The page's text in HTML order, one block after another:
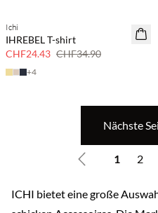
SAVE20
Ichi
IHREBEL T-shirt
CHF24.43 CHF34.90
+4
Nächste
1 2
ICHI bietet eine große